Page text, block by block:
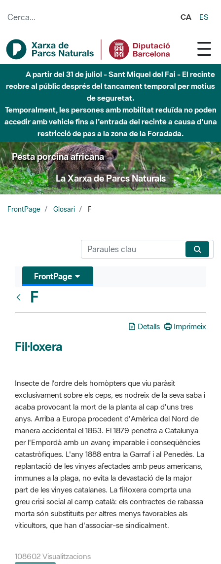
CA ES
A partir del 31 de juliol - Sant Miquel del Fai - El recinte
reobre al públic després del tancament temporal per motius
de seguretat.
Temporalment, les persones amb mobilitat reduïda no poden
accedir amb vehicle fins a l'entrada del recinte a causa d'una
restricció de pas a la zona de la Foradada.
Pesta porcina africana
La Xarxa de Parcs Naturals
FrontPage Glosari F
FrontPage
F
Detalls Imprimeix
Fil·loxera
Insecte de l'ordre dels homòpters que viu paràsit
exclusivament sobre els ceps, es nodreix de la seva saba i
acaba provocant la mort de la planta al cap d'uns tres
anys. Arriba a Europa procedent d'Amèrica del Nord de
manera accidental el 1863. El 1879 penetra a Catalunya
per l'Empordà amb un avanç imparable i conseqüències
catastròfiques. L'any 1888 entra la Garraf i al Penedès. La
replantació de les vinyes afectades amb peus americans,
immunes a la plaga, no evita la devastació de la major
part de les vinyes catalanes. La fil·loxera comprta una
greu crisi social al camp català: els contractes de rabassa
morta són substituïts per altres menys favorables als
viticultors, que han d'associar-se sindicalment.
108602 Visualitzacions